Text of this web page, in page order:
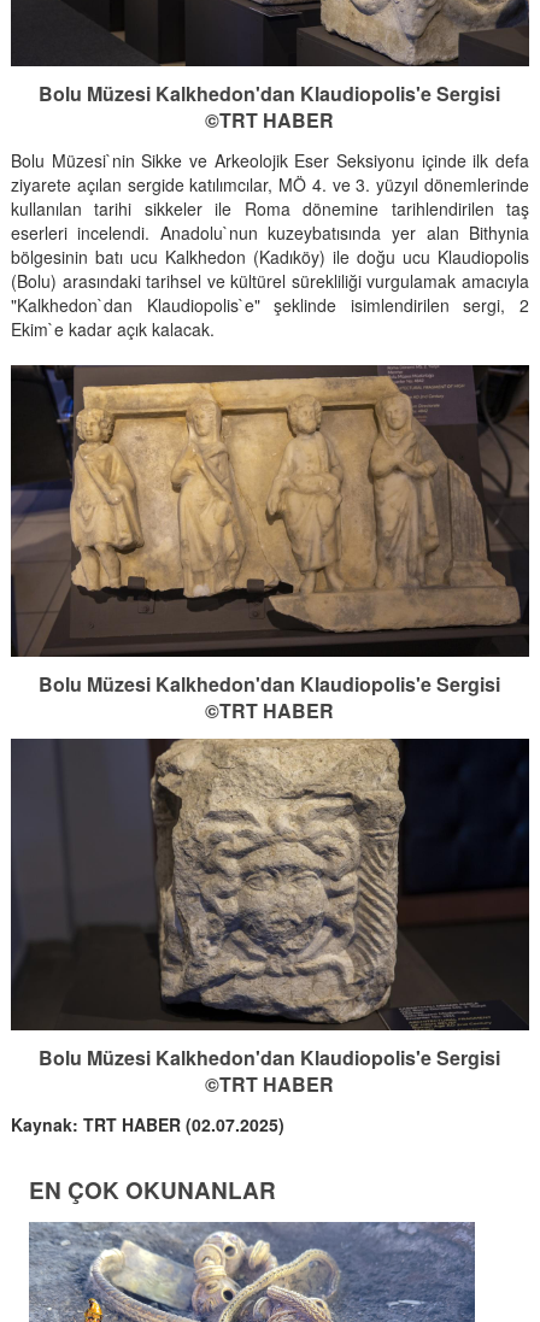
Bolu Müzesi Kalkhedon'dan Klaudiopolis'e Sergisi
©TRT HABER
Bolu Müzesi`nin Sikke ve Arkeolojik Eser Seksiyonu içinde ilk defa
ziyarete açılan sergide katılımcılar, MÖ 4. ve 3. yüzyıl dönemlerinde
kullanılan tarihi sikkeler ile Roma dönemine tarihlendirilen taş
eserleri incelendi. Anadolu`nun kuzeybatısında yer alan Bithynia
bölgesinin batı ucu Kalkhedon (Kadıköy) ile doğu ucu Klaudiopolis
(Bolu) arasındaki tarihsel ve kültürel sürekliliği vurgulamak amacıyla
"Kalkhedon`dan Klaudiopolis`e" şeklinde isimlendirilen sergi, 2
Ekim`e kadar açık kalacak.
Bolu Müzesi Kalkhedon'dan Klaudiopolis'e Sergisi
©TRT HABER
Bolu Müzesi Kalkhedon'dan Klaudiopolis'e Sergisi
©TRT HABER
Kaynak: TRT HABER (02.07.2025)
EN ÇOK OKUNANLAR